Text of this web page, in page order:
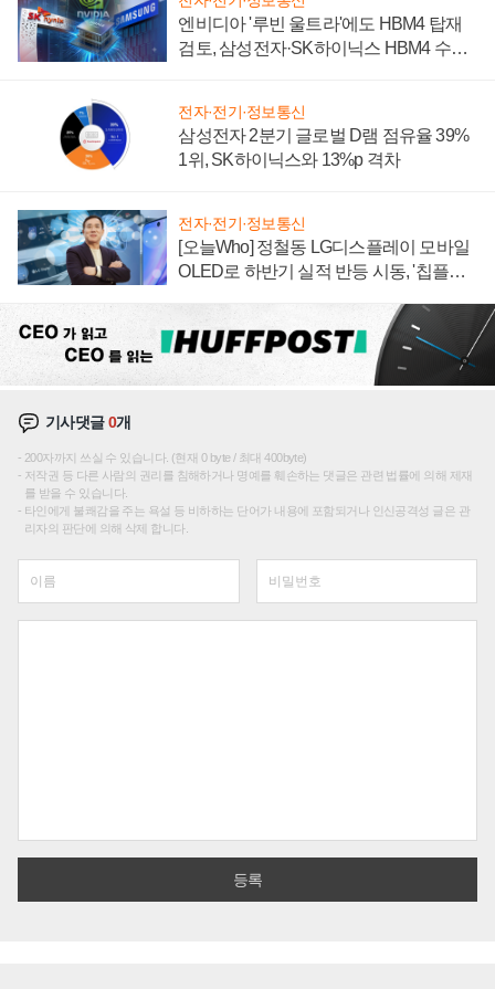
엔비디아 '루빈 울트라'에도 HBM4 탑재
검토, 삼성전자·SK하이닉스 HBM4 수율
전자·전기·정보통신
삼성전자 2분기 글로벌 D램 점유율 39%
1위, SK하이닉스와 13%p 격차
전자·전기·정보통신
[오늘Who] 정철동 LG디스플레이 모바일
OLED로 하반기 실적 반등 시동, '칩플레
기사댓글0개
200자까지 쓰실 수 있습니다. (현재 0 byte / 최대 400byte)
저작권 등 다른 사람의 권리를 침해하거나 명예를 훼손하는 댓글은 관련 법률에 의해 제재
를 받을 수 있습니다.
타인에게 불쾌감을 주는 욕설 등 비하하는 단어가 내용에 포함되거나 인신공격성 글은 관
리자의 판단에 의해 삭제 합니다.